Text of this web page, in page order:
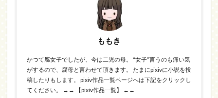
ももき
かつて腐女子でしたが、今は二児の母。 “女子”言うのも痛い気
がするので、腐母と言わせて頂きます。 たまにpixivに小説を投
稿したりもします。 pixiv作品一覧ページへは下記をクリックし
てください。
→→ 【pixiv作品一覧】 ←←